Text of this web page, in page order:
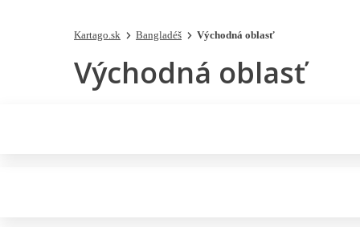
Kartago.sk Bangladéš Východná oblasť
Východná oblasť